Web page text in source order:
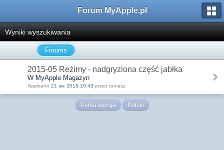
Forum MyApple.pl
Wyniki wyszukiwania
Forums
2015-05 Reżimy - nadgryziona część jabłka
W MyApple Magazyn
Napisano 21 sie 2015 10:43 przez tomasz
Pełna wersja Polski